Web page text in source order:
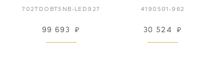
702TDOBT5NB-LED927
99 693 ₽
4190501-962
30 524 ₽